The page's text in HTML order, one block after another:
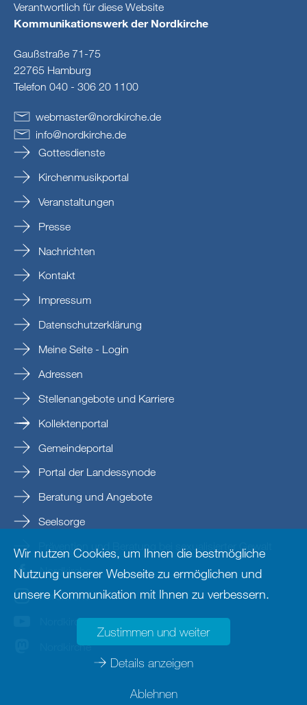
Verantwortlich für diese Website
Kommunikationswerk der Nordkirche
Gaußstraße 71-75
22765 Hamburg
Telefon 040 - 306 20 1100
webmaster@nordkirche.de
info@nordkirche.de
Gottesdienste
Kirchenmusikportal
Veranstaltungen
Presse
Nachrichten
Kontakt
Impressum
Datenschutzerklärung
Meine Seite - Login
Adressen
Stellenangebote und Karriere
Kollektenportal
Gemeindeportal
Portal der Landessynode
Beratung und Angebote
Seelsorge
Prävention und Beratung bei sexualisierter Gewalt
Nordkirche
nordkirche
Nordkirche
Nordkirche
Wir nutzen Cookies, um Ihnen die bestmögliche
Nutzung unserer Webseite zu ermöglichen und
unsere Kommunikation mit Ihnen zu verbessern.
Zustimmen und weiter
Details anzeigen
Ablehnen